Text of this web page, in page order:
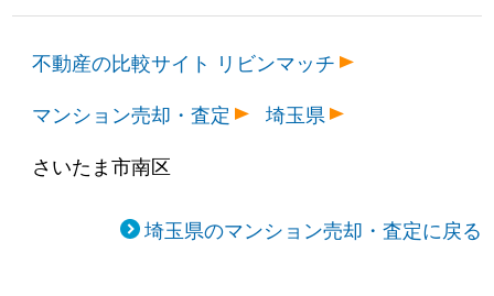
不動産の比較サイト リビンマッチ
マンション売却・査定
埼玉県
さいたま市南区
埼玉県のマンション売却・査定に戻る